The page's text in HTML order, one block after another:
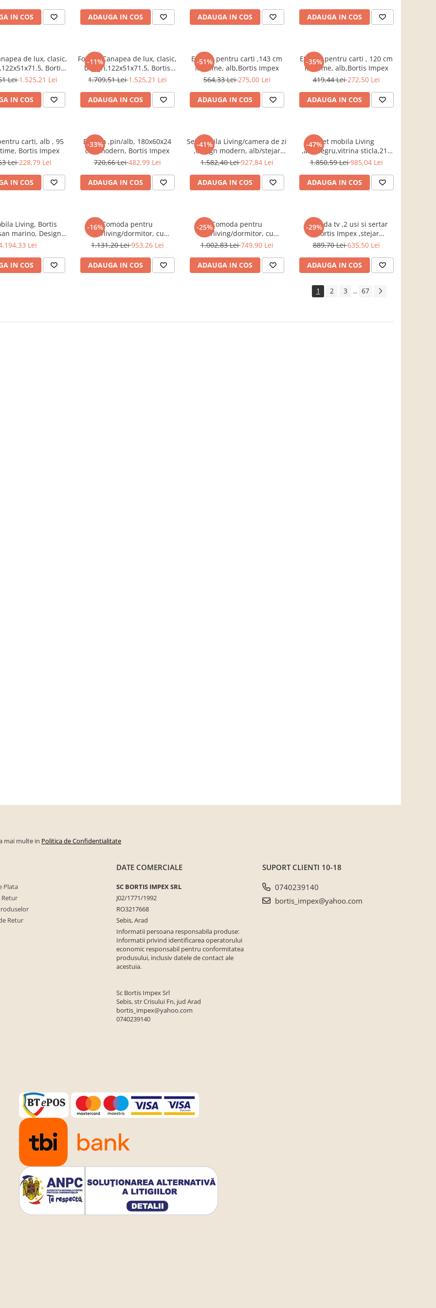
IN COS ADAUGA IN COS ADAUGA IN COS ADAUGA IN COS
de lux, clasic,
Bortis
Impex
Lei1.525,21 Lei
IN COS
-11%
Fotoliu/Canapea de lux, clasic,
bej/gri,122x51x71.5, Bortis
Impex
1.709,51 Lei1.525,21 Lei
ADAUGA IN COS
-51%
Etajera pentru carti ,143 cm
inaltime, alb,Bortis Impex
564,33 Lei275,00 Lei
ADAUGA IN COS
-35%
Etajera pentru carti , 120 cm
inaltime, alb,Bortis Impex
419,44 Lei272,50 Lei
ADAUGA IN COS
carti, alb , 95
Bortis Impex
Lei228,79 Lei
IN COS
-33%
Etajera ,pin/alb, 180x60x24
cm, modern, Bortis Impex
720,66 Lei482,99 Lei
ADAUGA IN COS
-41%
Set mobila Living/camera de zi
,design modern, alb/stejar
auriu ,175 cm lungime,vitrina
1.582,40 Lei927,84 Lei
ADAUGA IN COS
-47%Set mobila Living
,alb/negru,vitrina sticla,210
cm lungime ,Bortis Impex
1.850,59 Lei985,04 Lei
ADAUGA IN COS
Living, Bortis
marino, Design
300 x 200 cm
Lei
IN COS
-16%Comoda pentru
hol/living/dormitor, cu
sertare, stejar sonoma/alb
1.131,20 Lei953,26 Lei
ADAUGA IN COS
-25%Comoda pentru
hol/living/dormitor, cu
sertare, prun,106x75x35
1.002,83 Lei749,90 Lei
ADAUGA IN COS
-29%
Comoda tv ,2 usi si sertar
,Bortis Impex ,stejar
sonoma/alb
889,70 Lei635,50 Lei
ADAUGA IN COS
1 2 3 ... 67
mai multe in Politica de Confidentialitate
Plata
Retur
Retur
DATE COMERCIALE
SC BORTIS IMPEX SRL
J02/1771/1992
RO3217668
Sebis, Arad
Informatii persoana responsabila produse:
Informatii privind identificarea operatorului
economic responsabil pentru conformitatea
produsului, inclusiv datele de contact ale
acestuia.
Sc Bortis Impex Srl
Sebis, str Crisului Fn, jud Arad
bortis_impex@yahoo.com
0740239140
SUPORT CLIENTI 10-18
0740239140
bortis_impex@yahoo.com